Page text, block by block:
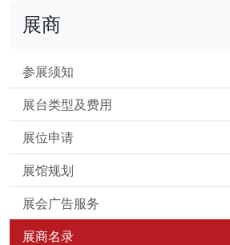
展商
参展须知
展台类型及费用
展位申请
展馆规划
展会广告服务
展商名录